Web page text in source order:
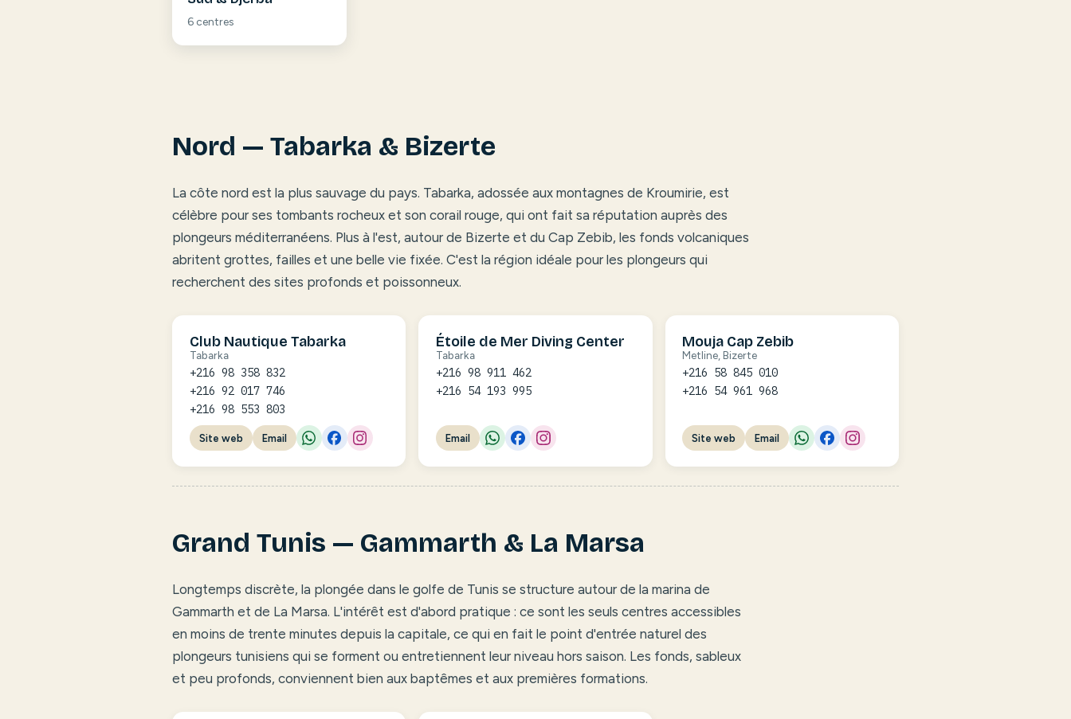
6 centres
Nord — Tabarka & Bizerte
La côte nord est la plus sauvage du pays. Tabarka, adossée aux montagnes de Kroumirie, est
célèbre pour ses tombants rocheux et son corail rouge, qui ont fait sa réputation auprès des
plongeurs méditerranéens. Plus à l'est, autour de Bizerte et du Cap Zebib, les fonds volcaniques
abritent grottes, failles et une belle vie fixée. C'est la région idéale pour les plongeurs qui
recherchent des sites profonds et poissonneux.
Club Nautique Tabarka
Tabarka
+216 98 358 832
+216 92 017 746
+216 98 553 803
Site web Email
Étoile de Mer Diving Center
Tabarka
+216 98 911 462
+216 54 193 995
Email
Mouja Cap Zebib
Metline, Bizerte
+216 58 845 010
+216 54 961 968
Site web Email
Grand Tunis — Gammarth & La Marsa
Longtemps discrète, la plongée dans le golfe de Tunis se structure autour de la marina de
Gammarth et de La Marsa. L'intérêt est d'abord pratique : ce sont les seuls centres accessibles
en moins de trente minutes depuis la capitale, ce qui en fait le point d'entrée naturel des
plongeurs tunisiens qui se forment ou entretiennent leur niveau hors saison. Les fonds, sableux
et peu profonds, conviennent bien aux baptêmes et aux premières formations.